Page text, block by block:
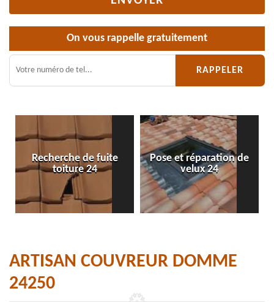
On vous rappelle gratuitement
Recherche de fuite
toiture 24
Pose et réparation de
velux 24
ARTISAN COUVREUR DOMME
24250